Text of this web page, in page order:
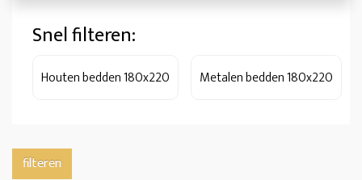
Snel filteren:
Houten bedden 180x220 Metalen bedden 180x220
filteren